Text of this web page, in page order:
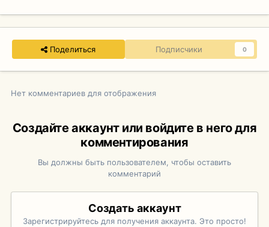
Поделиться Подписчики 0
Нет комментариев для отображения
Создайте аккаунт или войдите в него для
комментирования
Вы должны быть пользователем, чтобы оставить
комментарий
Создать аккаунт
Зарегистрируйтесь для получения аккаунта. Это просто!